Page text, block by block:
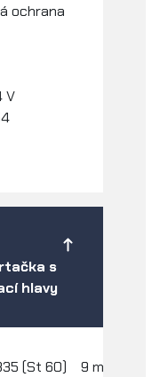
ochrana
V
s
hlavy
(St 60)
9 mm